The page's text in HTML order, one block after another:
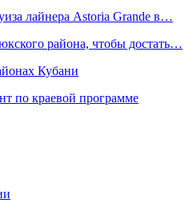
лайнера Astoria Grande в…
района, чтобы достать…
Кубани
по краевой программе